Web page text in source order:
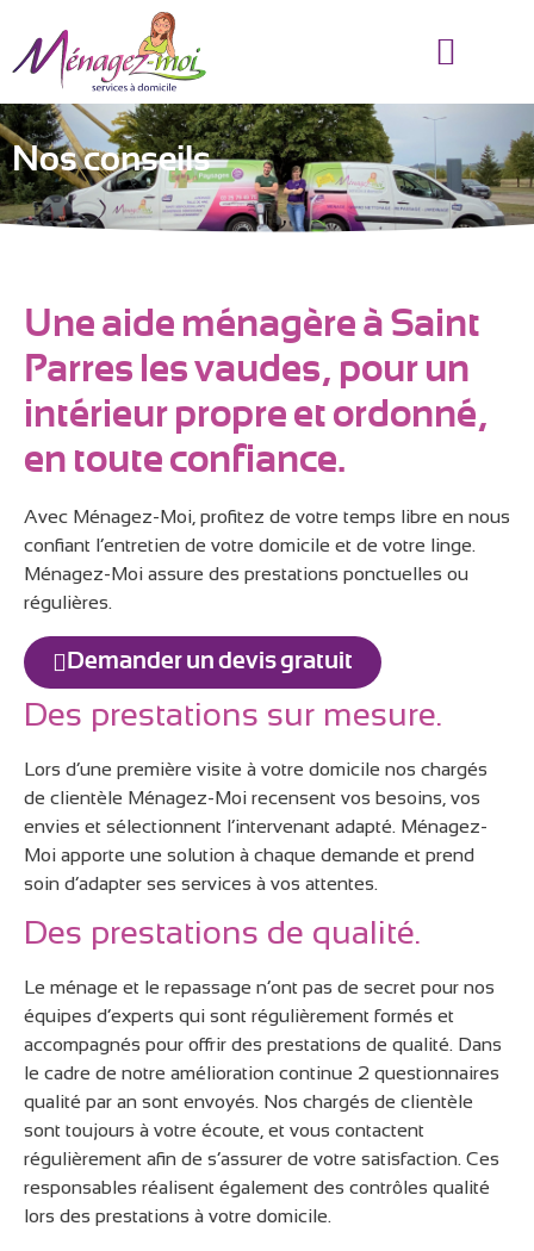
Nos conseils
Une aide ménagère à Saint
Parres les vaudes, pour un
intérieur propre et ordonné,
en toute confiance.
Avec Ménagez-Moi, profitez de votre temps libre en nous
confiant l’entretien de votre domicile et de votre linge.
Ménagez-Moi assure des prestations ponctuelles ou
régulières.
Demander un devis gratuit
Des prestations sur mesure.
Lors d’une première visite à votre domicile nos chargés
de clientèle Ménagez-Moi recensent vos besoins, vos
envies et sélectionnent l’intervenant adapté. Ménagez-
Moi apporte une solution à chaque demande et prend
soin d’adapter ses services à vos attentes.
Des prestations de qualité.
Le ménage et le repassage n’ont pas de secret pour nos
équipes d’experts qui sont régulièrement formés et
accompagnés pour offrir des prestations de qualité. Dans
le cadre de notre amélioration continue 2 questionnaires
qualité par an sont envoyés. Nos chargés de clientèle
sont toujours à votre écoute, et vous contactent
régulièrement afin de s’assurer de votre satisfaction. Ces
responsables réalisent également des contrôles qualité
lors des prestations à votre domicile.